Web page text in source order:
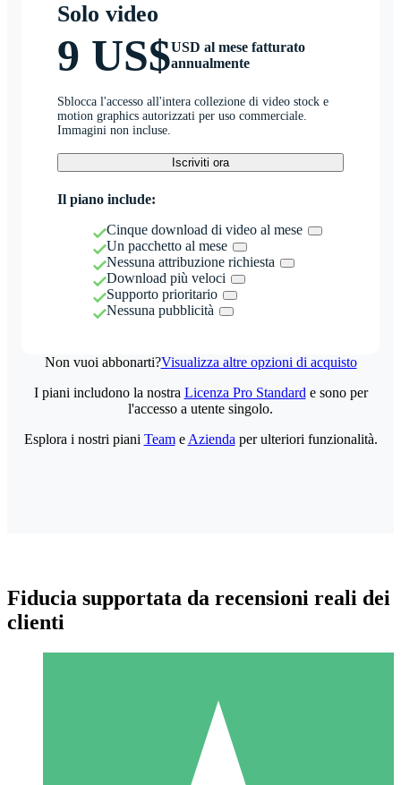
Solo video
9 US$USD al mese fatturato
annualmente
Sblocca l'accesso all'intera collezione di video stock e
motion graphics autorizzati per uso commerciale.
Immagini non incluse.
Iscriviti ora
Il piano include:
Cinque download di video al mese
Un pacchetto al mese
Nessuna attribuzione richiesta
Download più veloci
Supporto prioritario
Nessuna pubblicità
Non vuoi abbonarti?Visualizza altre opzioni di acquisto
Pacchetti di Crediti Individuali
I piani includono la nostra Licenza Pro Standard e sono per
l'accesso a utente singolo.
Esplora i nostri piani Teame Azienda per ulteriori funzionalità.
Fiducia supportata da recensioni reali dei
clienti